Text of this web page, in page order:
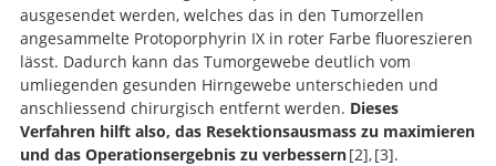
5-aminolevulinic acid induced
protoporphyrin IX fluorescence in high-grade glioma
surgery: a one-year experience at a single institutuion.
ausgesendet werden, welches das in den Tumorzellen
angesammelte Protoporphyrin IX in roter Farbe fluoreszieren
lässt. Dadurch kann das Tumorgewebe deutlich vom
umliegenden gesunden Hirngewebe unterschieden und
anschliessend chirurgisch entfernt werden. Dieses
Verfahren hilft also, das Resektionsausmass zu maximieren
und das Operationsergebnis zu verbessern 2 , 3 .